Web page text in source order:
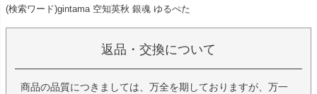
(検索ワード)gintama 空知英秋 銀魂 ゆるぺた
返品・交換について
商品の品質につきましては、万全を期しておりますが、万一